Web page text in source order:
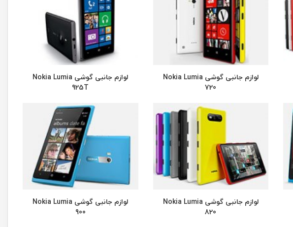
لوازم جانبی گوشی Nokia Lumia
720
لوازم جانبی گوشی Nokia Lumia
925T
لوازم جانبی گوشی Nokia Lumia
820
لوازم جانبی گوشی Nokia Lumia
900